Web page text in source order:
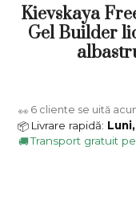
Kievskaya
Gel Builder
👀 6 cliente se uită
📦 Livrare rapidă:
🚚Transport gratuit